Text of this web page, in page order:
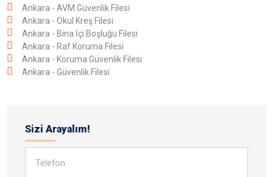
Ankara - AVM Güvenlik Filesi
Ankara - Okul Kreş Filesi
Ankara - Bina İçi Boşluğu Filesi
Ankara - Raf Koruma Filesi
Ankara - Koruma Güvenlik Filesi
Ankara - Güvenlik Filesi
Sizi Arayalım!